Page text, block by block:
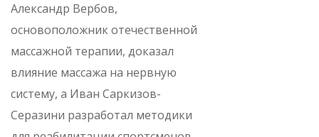
Александр Вербов,
основоположник отечественной
массажной терапии, доказал
влияние массажа на нервную
систему, а Иван Саркизов-
Серазини разработал методики